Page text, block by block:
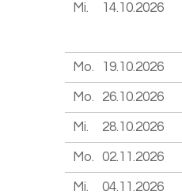
Mi. 14.10.2026
Mo. 19.10.2026
Mo. 26.10.2026
Mi. 28.10.2026
Mo. 02.11.2026
Mi. 04.11.2026